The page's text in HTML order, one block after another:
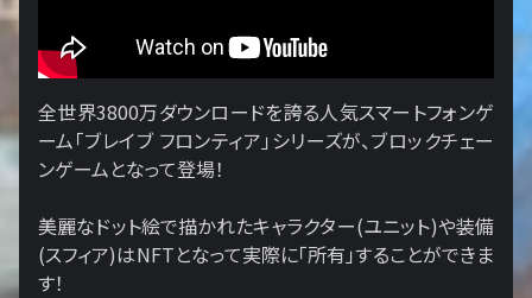
全世界3800万ダウンロードを誇る人気スマートフォンゲ
ーム「ブレイブ フロンティア」シリーズが、ブロックチェー
ンゲームとなって登場！
美麗なドット絵で描かれたキャラクター(ユニット)や装備
(スフィア)はNFTとなって実際に「所有」することができま
す！